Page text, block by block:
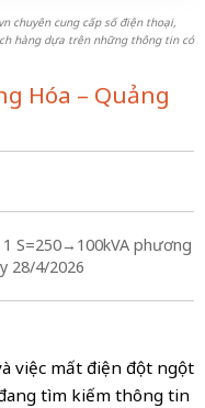
chuyên cung cấp số điện thoại,
hàng dựa trên những thông tin có
Hóa – Quảng
S=250→100kVA phương
28/4/2026
việc mất điện đột ngột
tìm kiếm thông tin